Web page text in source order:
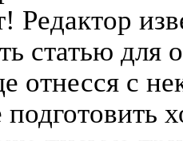
Редактор
статью для
отнесся с